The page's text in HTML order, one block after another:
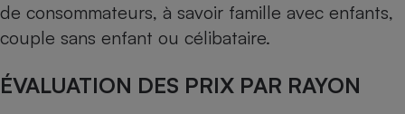
de consommateurs, à savoir famille avec enfants,
couple sans enfant ou célibataire.
ÉVALUATION DES PRIX PAR RAYON